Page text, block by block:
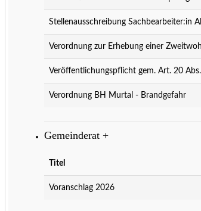
Stellenausschreibung Sachbearbeiter:in
Verordnung zur Erhebung einer
Veröffentlichungspflicht gem. Art. 20
Verordnung BH Murtal - Brandgefahr
Gemeinderat +
Titel
Voranschlag 2026